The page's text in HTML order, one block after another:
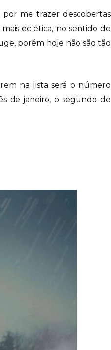
me trazer descobertas
eclética, no sentido de
porém hoje não são tão
na lista será o número
de janeiro, o segundo de